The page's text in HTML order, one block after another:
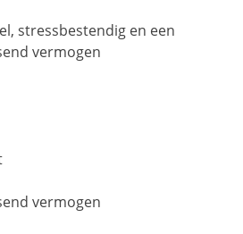
stressbestendig en een
vermogen
vermogen